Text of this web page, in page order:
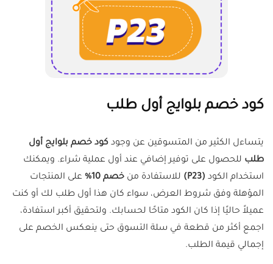
كود خصم بلوايج أول طلب
يتساءل الكثير من المتسوقين عن وجود كود خصم بلوايج أول
طلب للحصول على توفير إضافي عند أول عملية شراء. ويمكنك
استخدام الكود (P23) للاستفادة من خصم 10%
على المنتجات
المؤهلة وفق شروط العرض، سواء كان هذا أول طلب لك أو كنت
عميلاً حاليًا إذا كان الكود متاحًا لحسابك. ولتحقيق أكبر استفادة،
اجمع أكثر من قطعة في سلة التسوق حتى ينعكس الخصم على
إجمالي قيمة الطلب.